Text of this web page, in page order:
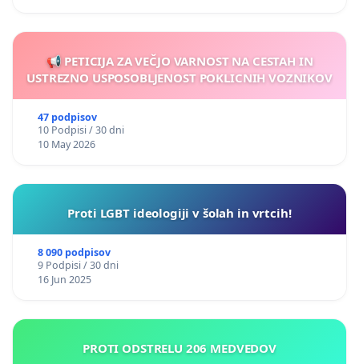
📢 PETICIJA ZA VEČJO VARNOST NA CESTAH IN
USTREZNO USPOSOBLJENOST POKLICNIH VOZNIKOV
47 podpisov
10 Podpisi / 30 dni
10 May 2026
Proti LGBT ideologiji v šolah in vrtcih!
8 090 podpisov
9 Podpisi / 30 dni
16 Jun 2025
PROTI ODSTRELU 206 MEDVEDOV